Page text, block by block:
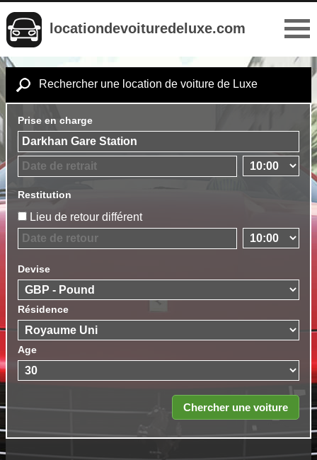
locationdevoituredeluxe.com
Rechercher une location de voiture de Luxe
Prise en charge
Restitution
Lieu de retour différent
Devise
Résidence
Age